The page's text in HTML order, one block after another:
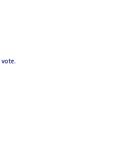
vote.